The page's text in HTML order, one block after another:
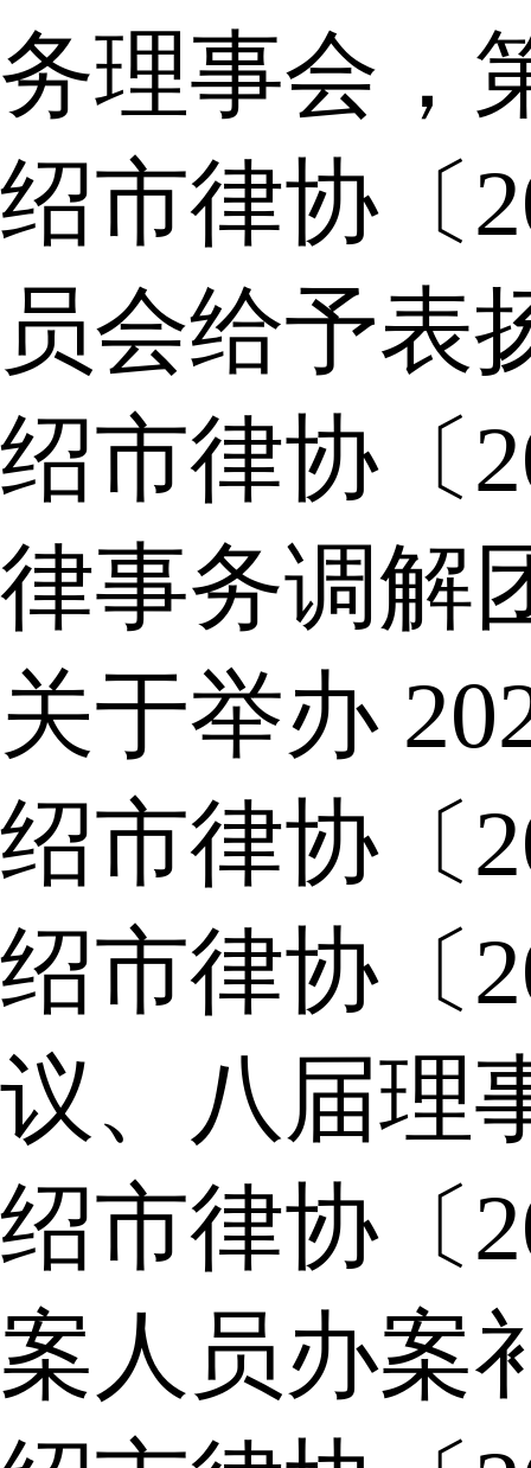
务理事会，
绍市律协〔
员会给予表
绍市律协〔
律事务调解
关于举办
绍市律协〔
绍市律协〔
议、八届理
绍市律协〔
案人员办案